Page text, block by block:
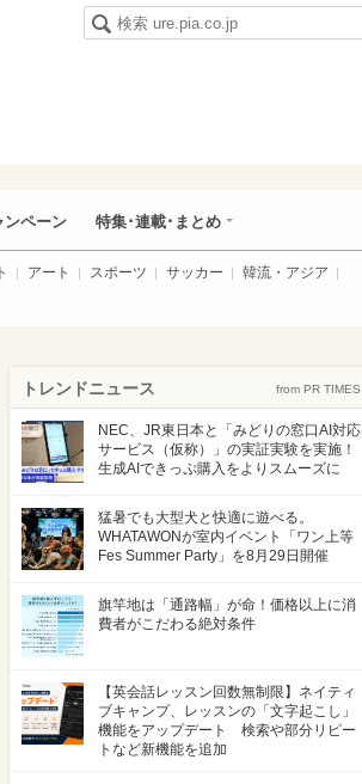
ンペーン 特集･連載･まとめ
アート スポーツ サッカー
韓流・アジア
トレンドニュース from PR TIMES
NEC、JR東日本と「みどりの窓口AI対応
サービス（仮称）」の実証実験を実施！
生成AIできっぷ購入をよりスムーズに
猛暑でも大型犬と快適に遊べる。
WHATAWONが室内イベント「ワン上等
Fes Summer Party」を8月29日開催
旗竿地は「通路幅」が命！価格以上に消
費者がこだわる絶対条件
【英会話レッスン回数無制限】ネイティ
ブキャンプ、レッスンの「文字起こし」
機能をアップデート 検索や部分リピー
トなど新機能を追加